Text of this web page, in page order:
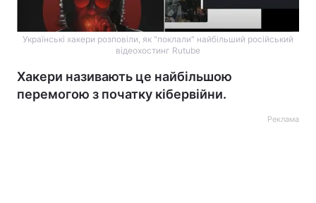
Українські хакери розповіли, як "поклали" найбільший російський
відеохостинг Rutube
Хакери називають це найбільшою
перемогою з початку кібервійни.
Реклама